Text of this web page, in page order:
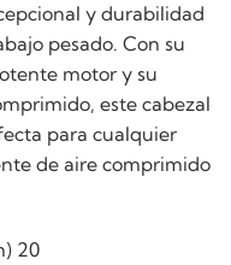
y durabilidad
pesado. Con su
motor y su
este cabezal
para cualquier
de aire comprimido
20